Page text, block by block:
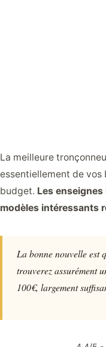
La meilleure
essentiellement de
budget. Les
modèles intéressants
La bonne nouvelle est
trouverez assurément
100€, largement